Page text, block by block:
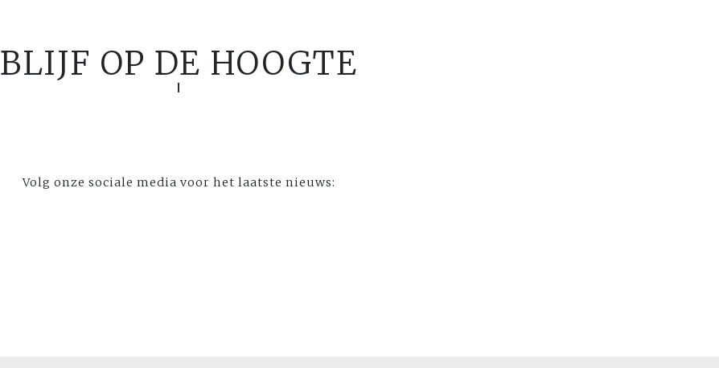
BLIJF OP DE HOOGTE
Volg onze sociale media voor het laatste nieuws: